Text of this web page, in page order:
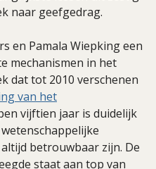
naar geefgedrag.
en Pamala Wiepking een
mechanismen in het
dat tot 2010 verschenen
van het
vijftien jaar is duidelijk
betrouwbaar zijn. De
staat aan top van